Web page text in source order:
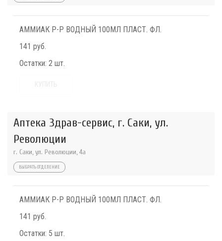
АММИАК Р-Р ВОДНЫЙ 100МЛ ПЛАСТ. ФЛ.
141 руб.
Остатки: 2 шт.
Аптека Здрав-сервис, г. Саки, ул.
Революции
г. Саки, ул. Революции, 4а
ВЫБРАТЬ ОТДЕЛЕНИЕ
АММИАК Р-Р ВОДНЫЙ 100МЛ ПЛАСТ. ФЛ.
141 руб.
Остатки: 5 шт.